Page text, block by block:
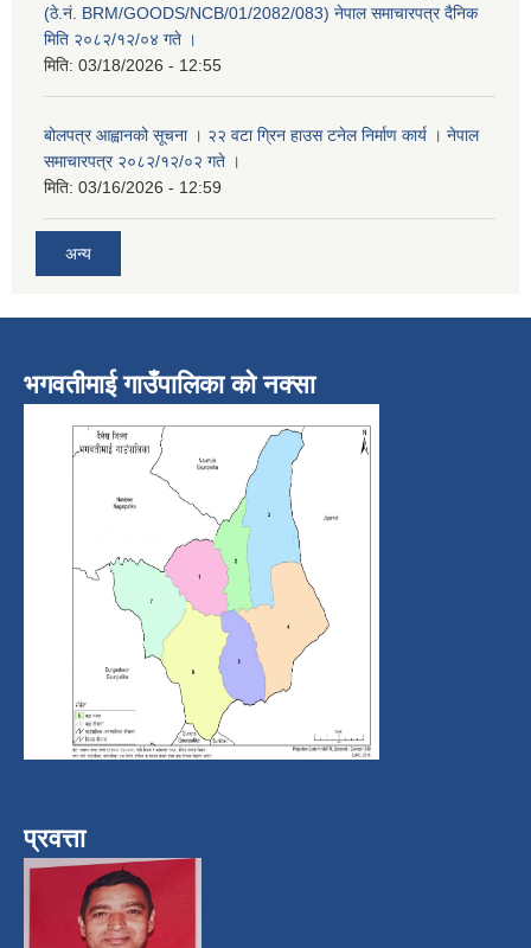
(ठे.नं. BRM/GOODS/NCB/01/2082/083) नेपाल समाचारपत्र दैनिक
मिति २०८२/१२/०४ गते ।
मिति: 03/18/2026 - 12:55
बोलपत्र आह्वानको सूचना । २२ वटा ग्रिन हाउस टनेल निर्माण कार्य । नेपाल
समाचारपत्र २०८२/१२/०२ गते ।
मिति: 03/16/2026 - 12:59
अन्य
भगवतीमाई गाउँपालिका को नक्सा
प्रवत्ता